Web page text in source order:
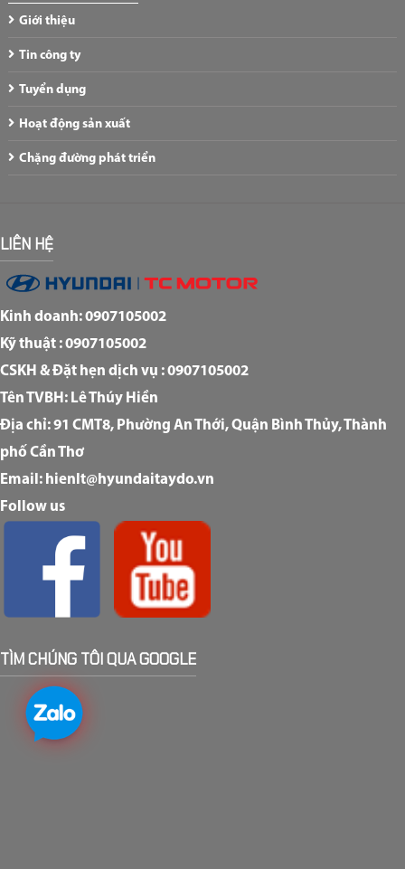
Giới thiệu
Tin công ty
Tuyển dụng
Hoạt động sản xuất
Chặng đường phát triển
LIÊN HỆ
Kinh doanh: 0907105002
Kỹ thuật : 0907105002
CSKH & Đặt hẹn dịch vụ : 0907105002
Tên TVBH: Lê Thúy Hiền
Địa chỉ: 91 CMT8, Phường An Thới, Quận Bình Thủy, Thành
phố Cần Thơ
Email: hienlt@hyundaitaydo.vn
Follow us
TÌM CHÚNG TÔI QUA GOOGLE